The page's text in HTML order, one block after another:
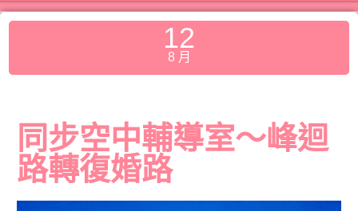
12
8 月
同步空中輔導室～峰迴
路轉復婚路